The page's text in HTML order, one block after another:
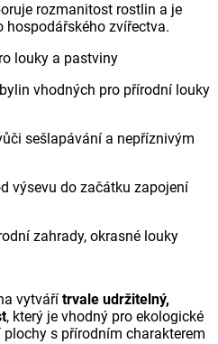
rozmanitost rostlin a je
zvířectva.
louky a pastviny
vhodných pro přírodní louky
sešlapávání a nepříznivým
výsevu do začátku zapojení
zahrady, okrasné louky
vytváří trvale udržitelný,
, který je vhodný pro ekologické
s přírodním charakterem